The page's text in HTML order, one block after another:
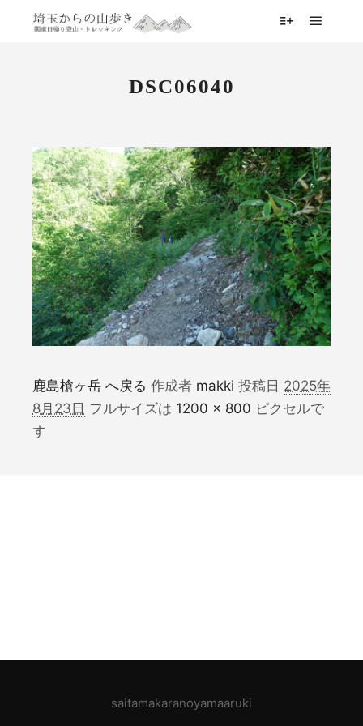
DSC06040
鹿島槍ヶ岳 へ戻る 作成者 makki 投稿日 2025年
8月23日 フルサイズは 1200 × 800 ピクセルで
す
saitamakaranoyamaaruki